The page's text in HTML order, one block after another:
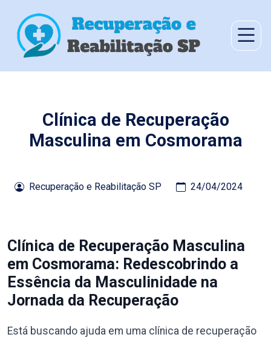
Clínica de Recuperação
Masculina em Cosmorama
Recuperação e Reabilitação SP 24/04/2024
Clínica de Recuperação Masculina
em Cosmorama: Redescobrindo a
Essência da Masculinidade na
Jornada da Recuperação
Está buscando ajuda em uma clínica de recuperação